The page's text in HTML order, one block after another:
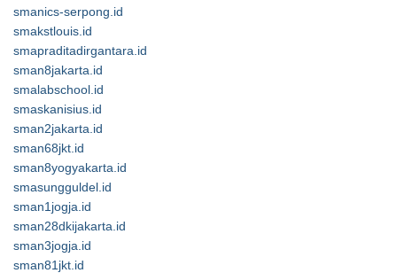
smanics-serpong.id
smakstlouis.id
smapraditadirgantara.id
sman8jakarta.id
smalabschool.id
smaskanisius.id
sman2jakarta.id
sman68jkt.id
sman8yogyakarta.id
smasungguldel.id
sman1jogja.id
sman28dkijakarta.id
sman3jogja.id
sman81jkt.id